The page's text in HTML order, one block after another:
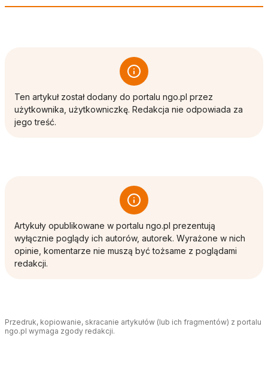
Ten artykuł został dodany do portalu ngo.pl przez
użytkownika, użytkowniczkę. Redakcja nie odpowiada za
jego treść.
Artykuły opublikowane w portalu ngo.pl prezentują
wyłącznie poglądy ich autorów, autorek. Wyrażone w nich
opinie, komentarze nie muszą być tożsame z poglądami
redakcji.
Przedruk, kopiowanie, skracanie artykułów (lub ich fragmentów) z portalu
ngo.pl wymaga zgody redakcji.